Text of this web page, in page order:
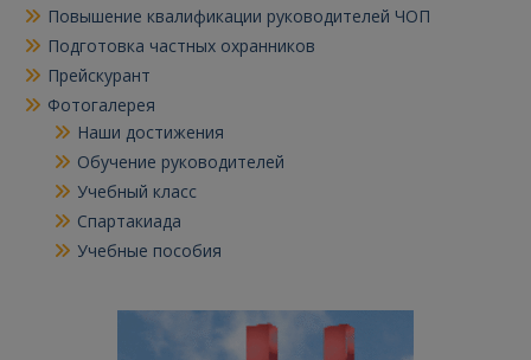
Повышение квалификации руководителей ЧОП
Подготовка частных охранников
Прейскурант
Фотогалерея
Наши достижения
Обучение руководителей
Учебный класс
Спартакиада
Учебные пособия